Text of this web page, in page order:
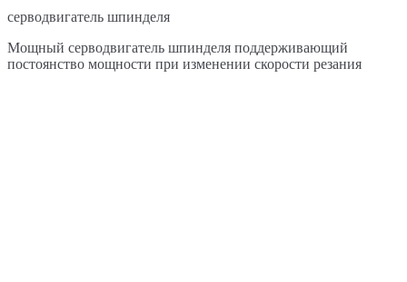
серводвигатель шпинделя
Мощный серводвигатель шпинделя поддерживающий
постоянство мощности при изменении скорости резания